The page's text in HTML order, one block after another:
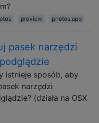
preview photos.app
pasek narzędzi
istnieje sposób, aby
narzędzi
(działa na OSX